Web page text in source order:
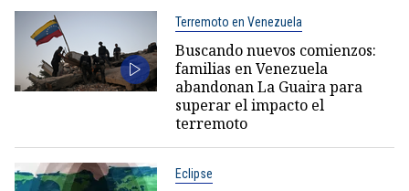
Terremoto en Venezuela
Buscando nuevos comienzos:
familias en Venezuela
abandonan La Guaira para
superar el impacto el
terremoto
Eclipse